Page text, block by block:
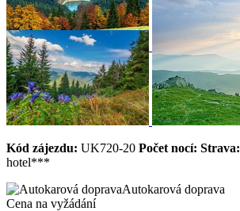
Kód zájezdu: UK720-20 Počet nocí: Strava:
hotel***
Autokarová doprava
Cena na vyžádání